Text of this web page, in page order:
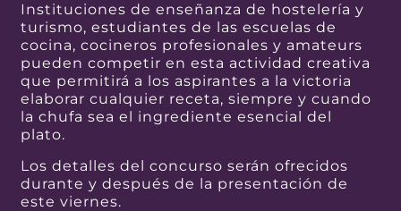
Instituciones de enseñanza de hostelería y
turismo, estudiantes de las escuelas de
cocina, cocineros profesionales y amateurs
pueden competir en esta actividad creativa
que permitirá a los aspirantes a la victoria
elaborar cualquier receta, siempre y cuando
la chufa sea el ingrediente esencial del
plato.
Los detalles del concurso serán ofrecidos
durante y después de la presentación de
este viernes.